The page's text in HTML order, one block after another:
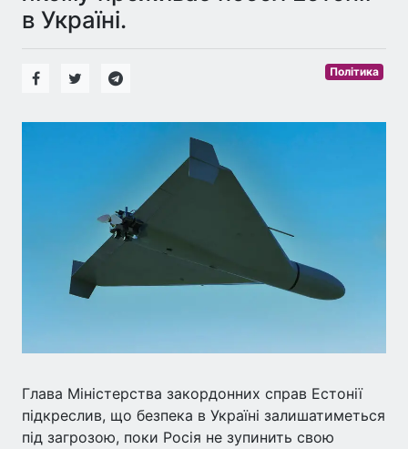
в Україні.
Політика
Глава Міністерства закордонних справ Естонії
підкреслив, що безпека в Україні залишатиметься
під загрозою, поки Росія не зупинить свою